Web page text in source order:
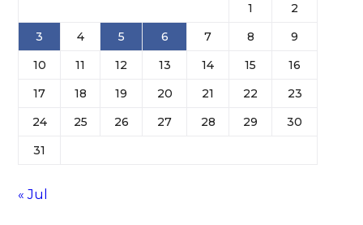
1
2
3
4 5 6 7 8
9
10
11 12 13 14 15
16
17
18 19 20 21 22
23
24
25 26 27 28 29
30
31
« Jul